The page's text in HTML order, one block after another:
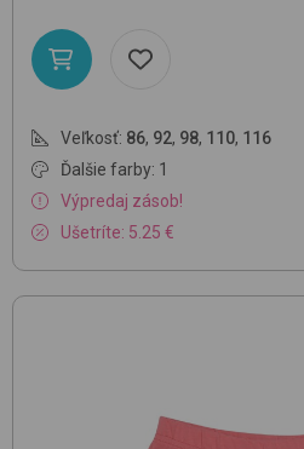
Veľkosť: 86, 92, 98, 110, 116
Ďalšie farby: 1
Výpredaj zásob!
Ušetríte: 5.25 €